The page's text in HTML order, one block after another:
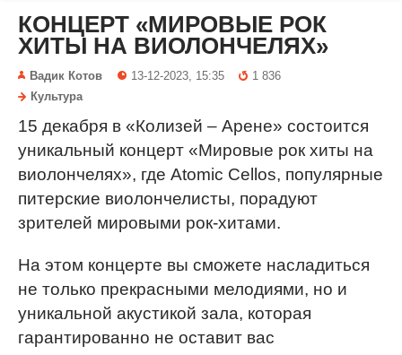
КОНЦЕРТ «МИРОВЫЕ РОК
ХИТЫ НА ВИОЛОНЧЕЛЯХ»
Вадик Котов 13-12-2023, 15:35
1 836
Культура
15 декабря в «Колизей – Арене» состоится
уникальный концерт «Мировые рок хиты на
виолончелях», где Atomic Cellos, популярные
питерские виолончелисты, порадуют
зрителей мировыми рок-хитами.
На этом концерте вы сможете насладиться
не только прекрасными мелодиями, но и
уникальной акустикой зала, которая
гарантированно не оставит вас